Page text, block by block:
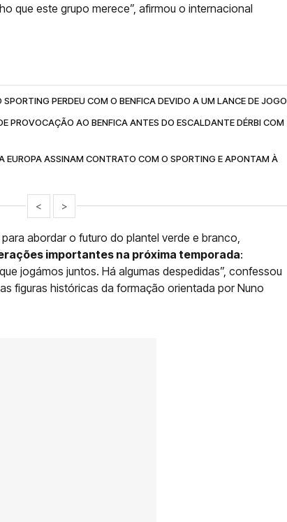
que este grupo merece”, afirmou o internacional
SPORTING PERDEU COM O BENFICA DEVIDO A UM LANCE DE JOGO
PROVOCAÇÃO AO BENFICA ANTES DO ESCALDANTE DÉRBI COM
EUROPA ASSINAM CONTRATO COM O SPORTING E APONTAM À
< >
abordar o futuro do plantel verde e branco,
importantes na próxima temporada:
jogámos juntos. Há algumas despedidas”, confessou
figuras históricas da formação orientada por Nuno